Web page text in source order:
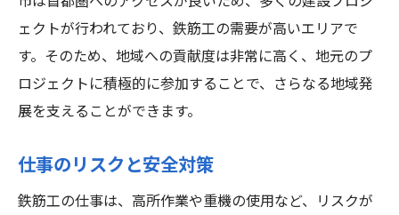
ェクトが行われており、鉄筋工の需要が高いエリアで
す。そのため、地域への貢献度は非常に高く、地元のプ
ロジェクトに積極的に参加することで、さらなる地域発
展を支えることができます。
仕事のリスクと安全対策
鉄筋工の仕事は、高所作業や重機の使用など、リスクが